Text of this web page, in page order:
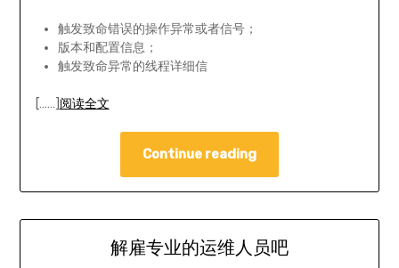
触发致命错误的操作异常或者信号；
版本和配置信息；
触发致命异常的线程详细信
[……] 阅读全文
Continue reading
解雇专业的运维人员吧